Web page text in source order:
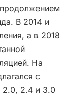
В 2014 и
а в 2018
На
с
2.0, 2.4 и 3.0